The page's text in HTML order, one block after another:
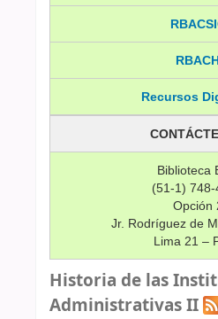
Recursos
Biblioteca
(51-1) 748-
Opción
Jr. Rodríguez de
Lima 21 –
Historia de las
Administrativas II